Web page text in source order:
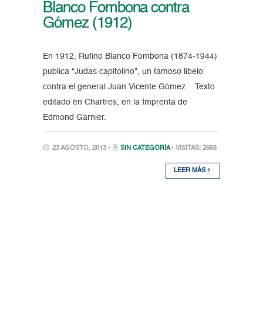
Blanco Fombona contra
Gómez (1912)
En 1912, Rufino Blanco Fombona (1874-1944)
publica “Judas capitolino”, un famoso libelo
contra el general Juan Vicente Gómez. Texto
editado en Chartres, en la Imprenta de
Edmond Garnier.
23 AGOSTO, 2013 • SIN CATEGORÍA • VISITAS: 2668
LEER MÁS